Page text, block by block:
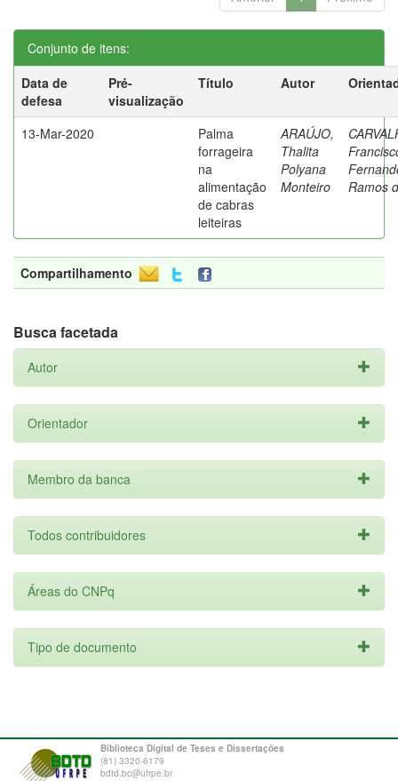
Conjunto de itens:
Data de
defesa
Pré-
visualização
Título Autor
13-Mar-2020
Palma
forrageira
na
alimentação
de cabras
leiteiras
ARAÚJO,
Thalita
Polyana
Monteiro
Ramos
Compartilhamento
Busca facetada
Autor
Orientador
Membro da banca
Todos contribuidores
Áreas do CNPq
Tipo de documento
Biblioteca Digital de Teses e Dissertações
(81) 3320-6179
bdtd.bc@ufrpe.br